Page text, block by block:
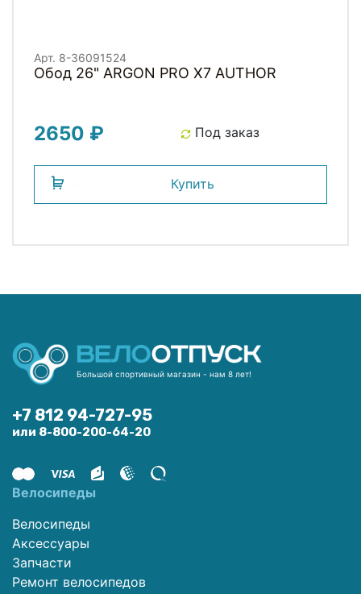
Арт. 8-36091524
Обод 26" ARGON PRO X7 AUTHOR
2650 ₽ Под заказ
Купить
Большой спортивный магазин - нам 8 лет!
+7 812 94-727-95
или 8-800-200-64-20
Велосипеды
Велосипеды
Аксессуары
Запчасти
Ремонт велосипедов